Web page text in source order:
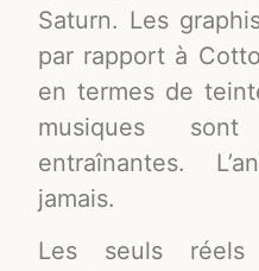
Saturn. Les
par rapport à
en termes de
musiques
entraînantes.
jamais.
Les seuls